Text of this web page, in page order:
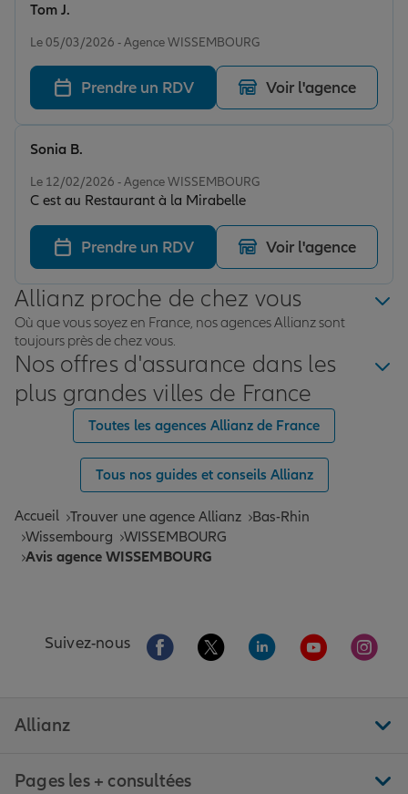
Le 05/03/2026 - Agence WISSEMBOURG
Tom J.
Prendre un RDV Voir l'agence
Le 12/02/2026 - Agence WISSEMBOURG
C est au Restaurant à la Mirabelle
Sonia B.
Prendre un RDV Voir l'agence
Allianz proche de chez vous
Où que vous soyez en France, nos agences Allianz sont
toujours près de chez vous.
Nos offres d'assurance dans les
plus grandes villes de France
Toutes les agences Allianz de France
Tous nos guides et conseils Allianz
Accueil Trouver une agence Allianz
Bas-Rhin
Wissembourg
WISSEMBOURG
Avis agence WISSEMBOURG
Suivez-nous Aller sur la page Facebook de Allianz
Aller sur la page Twitter de
Aller sur la page
Aller sur la
Aller
Allianz
Pages les + consultées